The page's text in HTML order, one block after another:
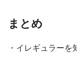
まとめ
・イレギュラー